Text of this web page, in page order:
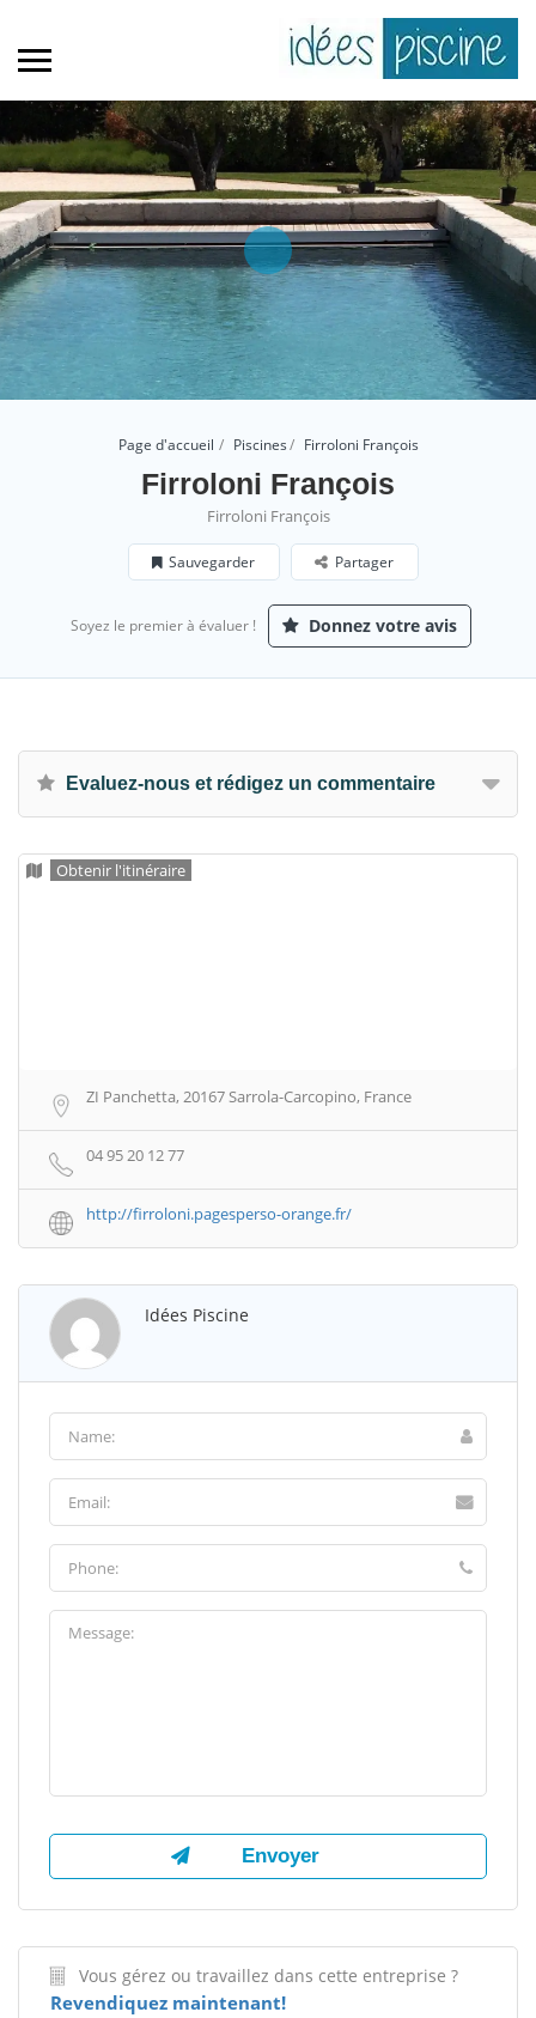
Page d'accueil Piscines Firroloni François
Firroloni François
Firroloni François
Sauvegarder Partager
Soyez le premier à évaluer ! Donnez votre avis
Evaluez-nous et rédigez un commentaire
Obtenir l'itinéraire
ZI Panchetta, 20167 Sarrola-Carcopino, France
04 95 20 12 77
http://firroloni.pagesperso-orange.fr/
Idées Piscine
Vous gérez ou travaillez dans cette entreprise ?
Revendiquez maintenant!